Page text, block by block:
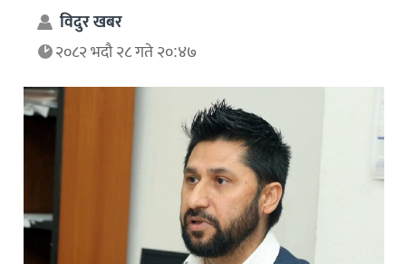
विदुर खबर
२०८२ भदौ २८ गते २०:४७